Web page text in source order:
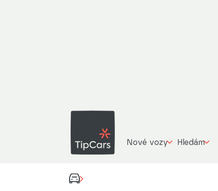
Nové vozy Hledám